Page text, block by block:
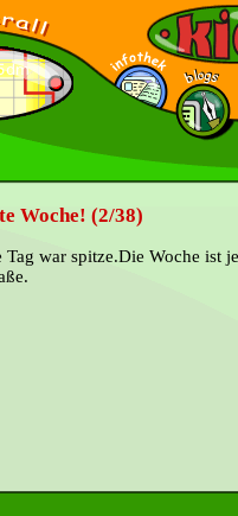
Woche! (2/38)
Tag war spitze.Die Woche ist